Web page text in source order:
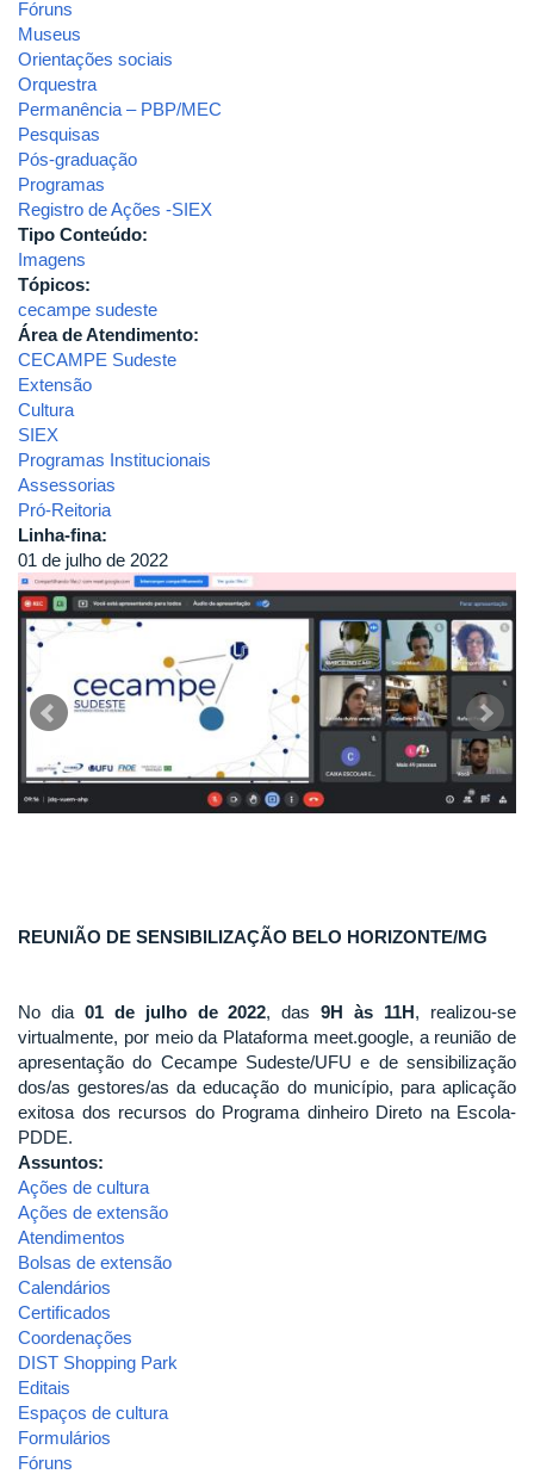
Fóruns
Museus
Orientações sociais
Orquestra
Permanência – PBP/MEC
Pesquisas
Pós-graduação
Programas
Registro de Ações -SIEX
Tipo Conteúdo:
Imagens
Tópicos:
cecampe sudeste
Área de Atendimento:
CECAMPE Sudeste
Extensão
Cultura
SIEX
Programas Institucionais
Assessorias
Pró-Reitoria
Linha-fina:
01 de julho de 2022
REUNIÃO DE SENSIBILIZAÇÃO BELO HORIZONTE/MG
No dia 01 de julho de 2022, das9H às 11H, realizou-se
virtualmente, por meio da Plataforma meet.google, a reunião de
apresentação do Cecampe Sudeste/UFU e de sensibilização
dos/as gestores/as da educação do município, para aplicação
exitosa dos recursos do Programa dinheiro Direto na Escola-
PDDE.
Assuntos:
Ações de cultura
Ações de extensão
Atendimentos
Bolsas de extensão
Calendários
Certificados
Coordenações
DIST Shopping Park
Editais
Espaços de cultura
Formulários
Fóruns